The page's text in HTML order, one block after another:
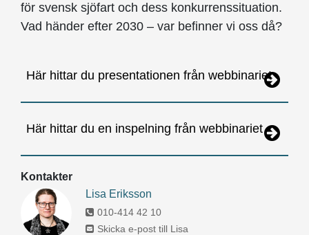
för svensk sjöfart och dess konkurrenssituation.
Vad händer efter 2030 – var befinner vi oss då?
Här hittar du presentationen från webbinariet
Här hittar du en inspelning från webbinariet
Kontakter
Lisa Eriksson
010-414 42 10
Skicka e-post till Lisa